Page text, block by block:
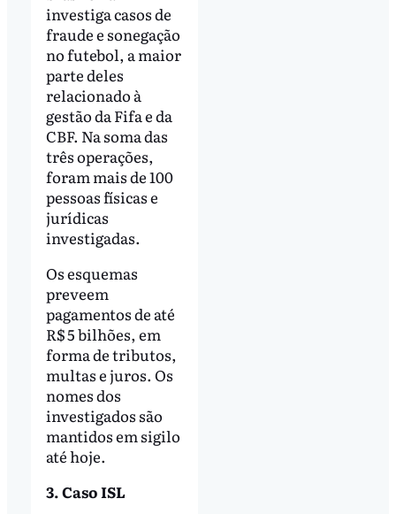
investiga casos de
fraude e sonegação
no futebol, a maior
parte deles
relacionado à
gestão da Fifa e da
CBF. Na soma das
três operações,
foram mais de 100
pessoas físicas e
jurídicas
investigadas.
Os esquemas
preveem
pagamentos de até
R$ 5 bilhões, em
forma de tributos,
multas e juros. Os
nomes dos
investigados são
mantidos em sigilo
até hoje.
3. Caso ISL